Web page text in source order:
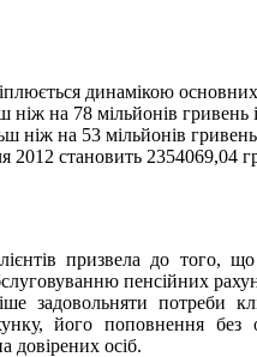
динамікою
ніж на 78 мільйонів гривень
ніж на 53 мільйонів
2012 становить 2354069,04
клієнтів призвела до
пенсійних
задовольняти потреби
його поповнення
довірених осіб.